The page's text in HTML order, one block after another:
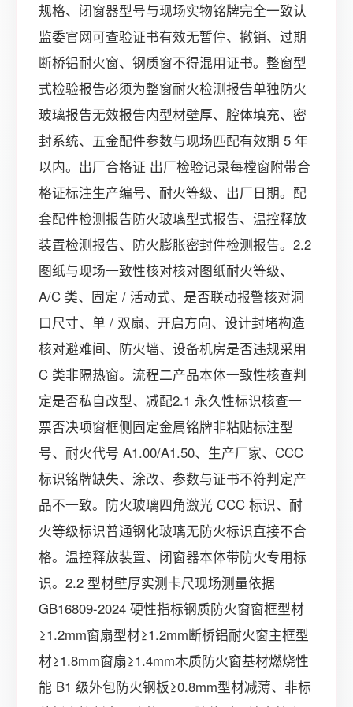
规格、闭窗器型号与现场实物铭牌完全一致认
监委官网可查验证书有效无暂停、撤销、过期
断桥铝耐火窗、钢质窗不得混用证书。整窗型
式检验报告必须为整窗耐火检测报告单独防火
玻璃报告无效报告内型材壁厚、腔体填充、密
封系统、五金配件参数与现场匹配有效期 5 年
以内。出厂合格证 出厂检验记录每樘窗附带合
格证标注生产编号、耐火等级、出厂日期。配
套配件检测报告防火玻璃型式报告、温控释放
装置检测报告、防火膨胀密封件检测报告。2.2
图纸与现场一致性核对核对图纸耐火等级、
A/C 类、固定 / 活动式、是否联动报警核对洞
口尺寸、单 / 双扇、开启方向、设计封堵构造
核对避难间、防火墙、设备机房是否违规采用
C 类非隔热窗。流程二产品本体一致性核查判
定是否私自改型、减配2.1 永久性标识核查一
票否决项窗框侧固定金属铭牌非粘贴标注型
号、耐火代号 A1.00/A1.50、生产厂家、CCC
标识铭牌缺失、涂改、参数与证书不符判定产
品不一致。防火玻璃四角激光 CCC 标识、耐
火等级标识普通钢化玻璃无防火标识直接不合
格。温控释放装置、闭窗器本体带防火专用标
识。2.2 型材壁厚实测卡尺现场测量依据
GB16809-2024 硬性指标钢质防火窗窗框型材
≥1.2mm窗扇型材≥1.2mm断桥铝耐火窗主框型
材≥1.8mm窗扇≥1.4mm木质防火窗基材燃烧性
能 B1 级外包防火钢板≥0.8mm型材减薄、非标